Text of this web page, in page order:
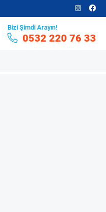
Bizi Şimdi Arayın!
0532 220 76 33